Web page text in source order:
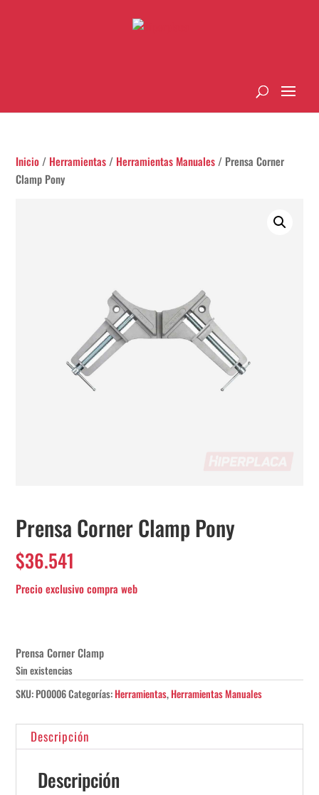
Inicio / Herramientas / Herramientas Manuales / Prensa Corner
Clamp Pony
Prensa Corner Clamp Pony
$36.541
Prensa Corner Clamp
Sin existencias
SKU:PO0006Categorías:Herramientas,Herramientas Manuales
Descripción
Descripción